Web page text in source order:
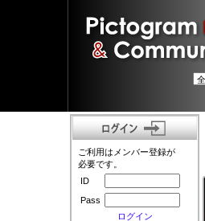
ご利用はメンバー登録が
必要です。
ID
Pass
ログイン